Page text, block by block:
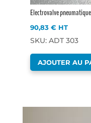
Electrovalve
90,83 € HT
SKU: ADT 303
AJOUTER AU